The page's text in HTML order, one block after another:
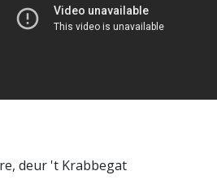
deur 't Krabbegat